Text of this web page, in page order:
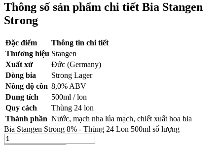
Thông số sản phẩm chi tiết Bia Stangen
Strong
Đặc điểm
Thông tin chi tiết
Thương hiệu Stangen
Xuất xứ
Đức (Germany)
Dòng bia
Strong Lager
Nồng độ cồn 8,0% ABV
Dung tích
500ml / lon
Quy cách
Thùng 24 lon
Thành phần Nước, mạch nha lúa mạch, chiết xuất hoa bia
Bia Stangen Strong 8% - Thùng 24 Lon 500ml số lượng